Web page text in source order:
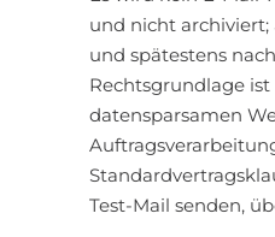
und nicht
und spätestens
Rechtsgrundlage
datensparsamen
Test-Mail senden,